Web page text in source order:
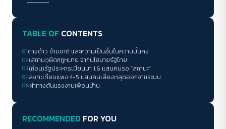
TABLE OF CONTENTS
01ต่างด้าว ข้ามชาติ และความเป็นอื่นในความมั่นคง
02(สถานะ)ผิดกฎหมาย จากนโยบายรัฐไทย
03(ก่อน)รัฐประหารเมียนมา 1.6 แสนคนรอ “สถานะ”
04ลงทะเทียนแพง 4-5 แสนคนเสี่ยงหลุดออกจากระบบ
05ผ่าทางตันแรงงานเพื่อนบ้าน
RECOMMENDED FOR YOU